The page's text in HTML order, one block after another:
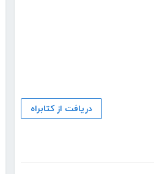
دریافت از کتابراه